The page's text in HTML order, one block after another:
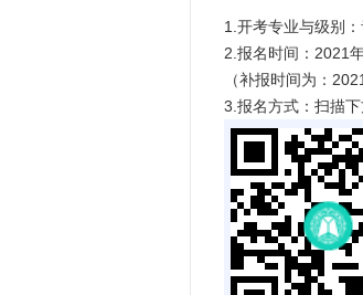
1.开考专业与级别
2.报名时间：2021
（补报时间为：
3.报名方式：扫描